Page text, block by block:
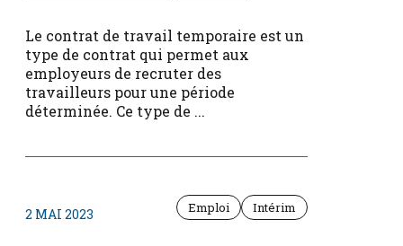
Le contrat de travail temporaire est un
type de contrat qui permet aux
employeurs de recruter des
travailleurs pour une période
déterminée. Ce type de ...
2 MAI 2023 Emploi Intérim